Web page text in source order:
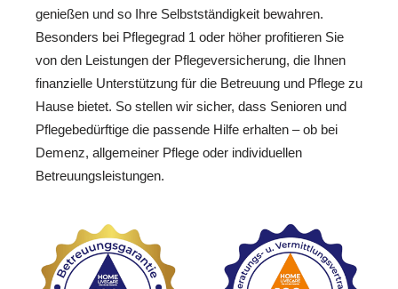
genießen und so Ihre Selbstständigkeit bewahren.
Besonders bei Pflegegrad 1 oder höher profitieren Sie
von den Leistungen der Pflegeversicherung, die Ihnen
finanzielle Unterstützung für die Betreuung und Pflege zu
Hause bietet. So stellen wir sicher, dass Senioren und
Pflegebedürftige die passende Hilfe erhalten – ob bei
Demenz, allgemeiner Pflege oder individuellen
Betreuungsleistungen.